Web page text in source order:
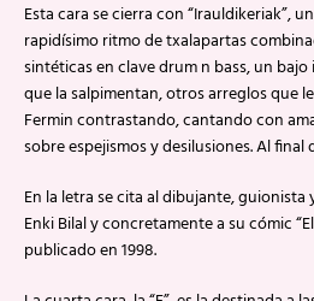
Esta cara se cierra con “Irauldikeriak”,
rapidísimo ritmo de txalapartas
sintéticas en clave drum n bass, un
que la salpimentan, otros arreglos que
Fermin contrastando, cantando con
sobre espejismos y desilusiones. Al
En la letra se cita al dibujante,
Enki Bilal y concretamente a su cómic
publicado en 1998.